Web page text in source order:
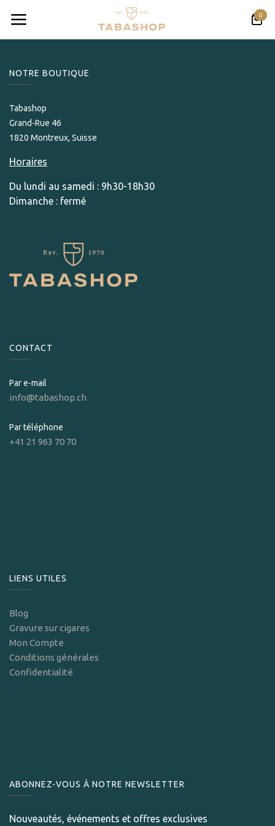
0
NOTRE BOUTIQUE
Tabashop
Grand-Rue 46
1820 Montreux, Suisse
Horaires
Du lundi au samedi : 9h30-18h30
Dimanche : fermé
CONTACT
Par e-mail
info@tabashop.ch
Par téléphone
+41 21 963 70 70
LIENS UTILES
Blog
Gravure sur cigares
Mon Compte
Conditions générales
Confidentialité
ABONNEZ-VOUS À NOTRE NEWSLETTER
Nouveautés, événements et offres exclusives